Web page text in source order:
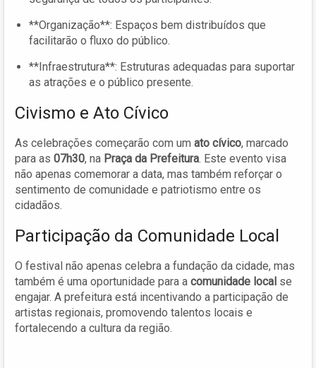
**Organização**: Espaços bem distribuídos que
facilitarão o fluxo do público.
**Infraestrutura**: Estruturas adequadas para suportar
as atrações e o público presente.
Civismo e Ato Cívico
As celebrações começarão com um ato cívico, marcado
para as 07h30, na Praça da Prefeitura. Este evento visa
não apenas comemorar a data, mas também reforçar o
sentimento de comunidade e patriotismo entre os
cidadãos.
Participação da Comunidade Local
O festival não apenas celebra a fundação da cidade, mas
também é uma oportunidade para a comunidade local se
engajar. A prefeitura está incentivando a participação de
artistas regionais, promovendo talentos locais e
fortalecendo a cultura da região.